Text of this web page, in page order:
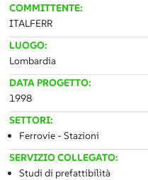
COMMITTENTE:
ITALFERR
LUOGO:
Lombardia
DATA PROGETTO:
1998
SETTORI:
Ferrovie - Stazioni
SERVIZIO COLLEGATO:
Studi di prefattibilità